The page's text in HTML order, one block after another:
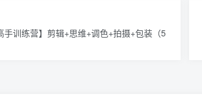
手训练营】剪辑+思维+调色+拍摄+包装（5